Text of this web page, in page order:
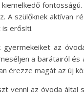
A szülőknek
is erősíti.
gyermekeiket az
a barátairól
érezze magát az új
venni az óvoda